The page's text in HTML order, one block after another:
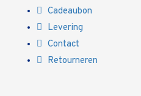
Cadeaubon
Levering
Contact
Retourneren